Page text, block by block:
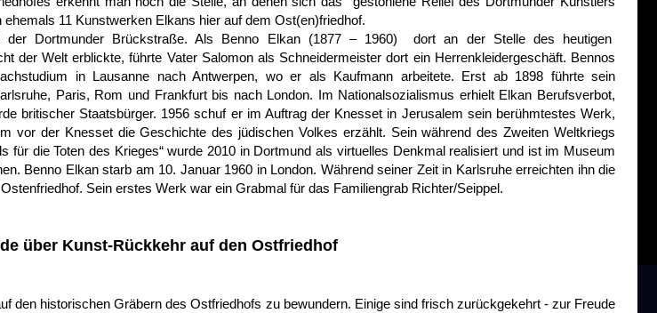
11 Kunstwerken Elkans hier auf dem Ost(en)friedhof.
der Dortmunder Brückstraße. Als Benno Elkan (1877 – 1960) dort an der Stelle des heutigen
der Welt erblickte, führte Vater Salomon als Schneidermeister dort ein Herrenkleidergeschäft. Bennos
in Lausanne nach Antwerpen, wo er als Kaufmann arbeitete. Erst ab 1898 führte sein
Paris, Rom und Frankfurt bis nach London. Im Nationalsozialismus erhielt Elkan Berufsverbot,
britischer Staatsbürger. 1956 schuf er im Auftrag der Knesset in Jerusalem sein berühmtestes Werk,
vor der Knesset die Geschichte des jüdischen Volkes erzählt. Sein während des Zweiten Weltkriegs
für die Toten des Krieges“ wurde 2010 in Dortmund als virtuelles Denkmal realisiert und ist im Museum
Benno Elkan starb am 10. Januar 1960 in London. Während seiner Zeit in Karlsruhe erreichten ihn die
Sein erstes Werk war ein Grabmal für das Familiengrab Richter/Seippel.
über Kunst-Rückkehr auf den Ostfriedhof
den historischen Gräbern des Ostfriedhofs zu bewundern. Einige sind frisch zurückgekehrt - zur Freude